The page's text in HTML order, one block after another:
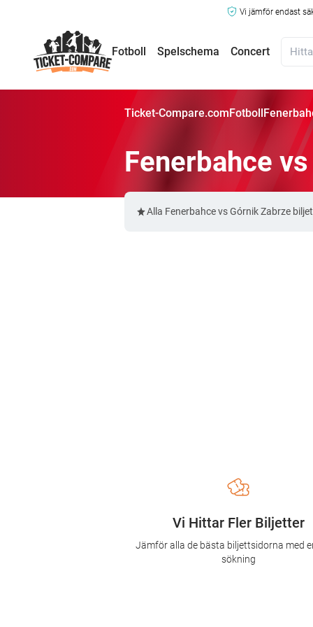
Vi jämför endast
Fotboll Spelschema Concert
Ticket-Compare.comFotboll
Fenerbahce
Alla Fenerbahce vs Górnik Zabrze
Vi Hittar Fler Biljetter
Jämför alla de bästa biljettsidorna med
sökning